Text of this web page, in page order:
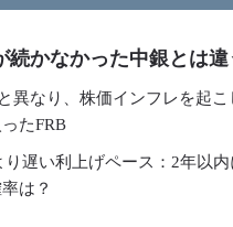
続かなかった中銀とは
異なり、株価インフレを起こ
たFRB
り遅い利上げペース：2年以
は？